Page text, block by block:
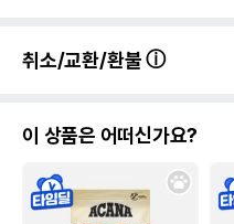
취소/교환/환불
이 상품은 어떠신가요?